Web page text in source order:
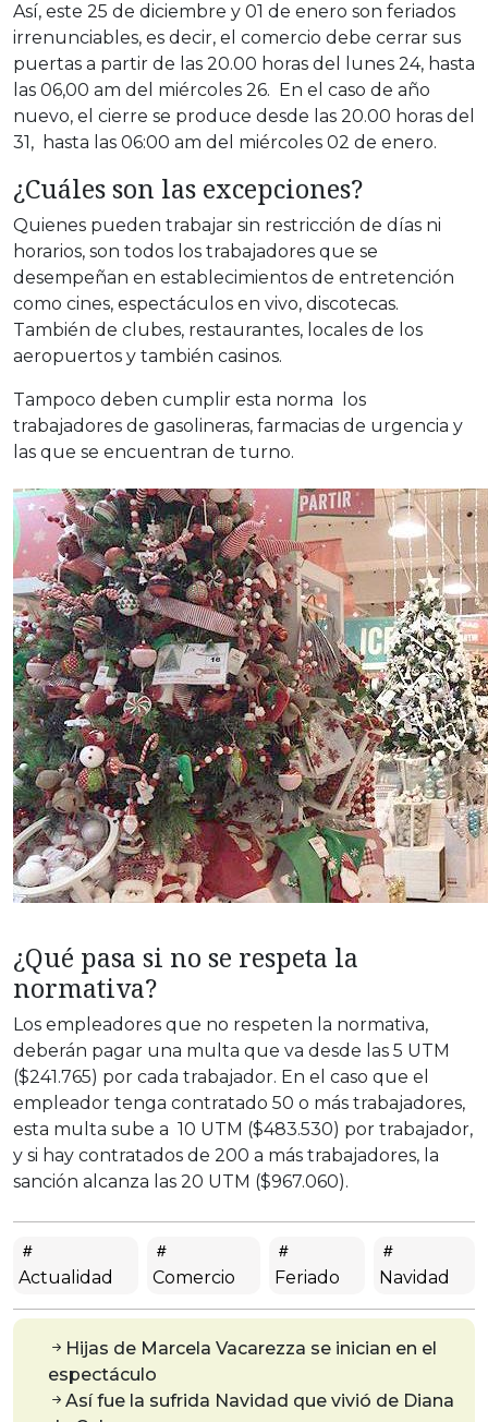
Así, este 25 de diciembre y 01 de enero son feriados
irrenunciables, es decir, el comercio debe cerrar sus
puertas a partir de las 20.00 horas del lunes 24, hasta
las 06,00 am del miércoles 26. En el caso de año
nuevo, el cierre se produce desde las 20.00 horas del
31, hasta las 06:00 am del miércoles 02 de enero.
¿Cuáles son las excepciones?
Quienes pueden trabajar sin restricción de días ni
horarios, son todos los trabajadores que se
desempeñan en establecimientos de entretención
como cines, espectáculos en vivo, discotecas.
También de clubes, restaurantes, locales de los
aeropuertos y también casinos.
Tampoco deben cumplir esta norma los
trabajadores de gasolineras, farmacias de urgencia y
las que se encuentran de turno.
¿Qué pasa si no se respeta la
normativa?
Los empleadores que no respeten la normativa,
deberán pagar una multa que va desde las 5 UTM
($241.765) por cada trabajador. En el caso que el
empleador tenga contratado 50 o más trabajadores,
esta multa sube a 10 UTM ($483.530) por trabajador,
y si hay contratados de 200 a más trabajadores, la
sanción alcanza las 20 UTM ($967.060).
Actualidad Comercio Feriado Navidad
Hijas de Marcela Vacarezza se inician en el
espectáculo
Así fue la sufrida Navidad que vivió de Diana